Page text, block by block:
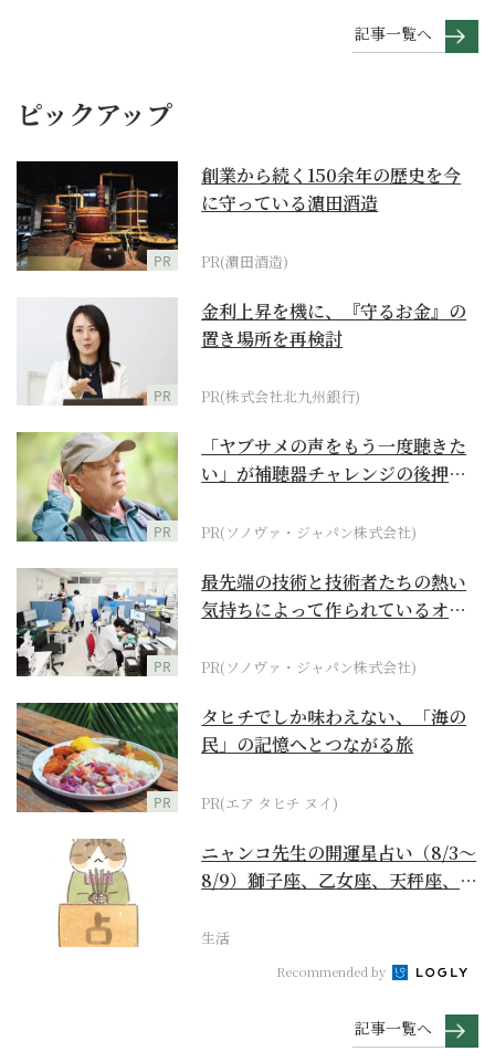
記事一覧へ
ピックアップ
PR
創業から続く150余年の歴史を今
に守っている濵田酒造
PR(濵田酒造)
PR
金利上昇を機に、『守るお金』の
置き場所を再検討
PR(株式会社北九州銀行)
PR
「ヤブサメの声をもう一度聴きた
い」が補聴器チャレンジの後押し
PR(ソノヴァ・ジャパン株式会社)
PR
最先端の技術と技術者たちの熱い
気持ちによって作られているオー
PR(ソノヴァ・ジャパン株式会社)
PR
タヒチでしか味わえない、「海の
民」の記憶へとつながる旅
PR(エア タヒチ ヌイ)
ニャンコ先生の開運星占い（8/3～
8/9）獅子座、乙女座、天秤座、蠍
生活
Recommended by
記事一覧へ